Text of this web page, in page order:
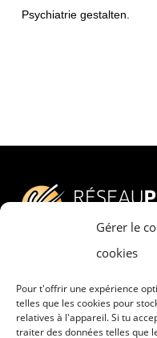
Gérer le
cookies
Pour t'offrir une expérience
telles que les cookies pour
relatives à l'appareil. Si tu
traiter des données telles que
Psychiatrie gestalten.
RESEAU PSY